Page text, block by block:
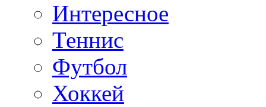
Интересное
Теннис
Футбол
Хоккей